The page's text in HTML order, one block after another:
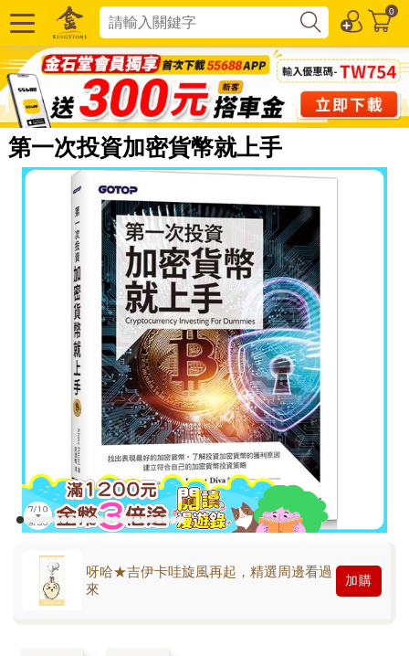
0
第一次投資加密貨幣就上手
呀哈★吉伊卡哇旋風再起，精選周邊看過
來
加購